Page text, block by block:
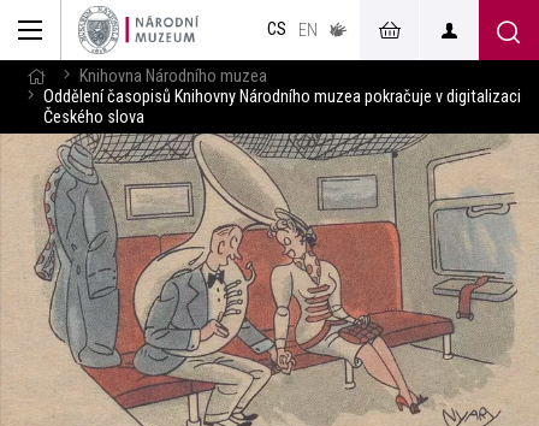
CS EN
v českém
jazyce
Knihovna Národního muzea
Oddělení časopisů Knihovny Národního muzea pokračuje v digitalizaci
Českého slova